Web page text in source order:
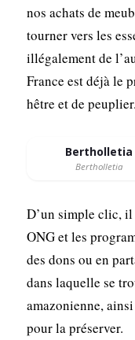
nos achats de
tourner vers les
illégalement de
France est déjà le
hêtre et de peuplier.
Bertholletia
Bertholletia
D’un simple clic,
ONG et les
des dons ou en
dans laquelle se
amazonienne,
pour la préserver.